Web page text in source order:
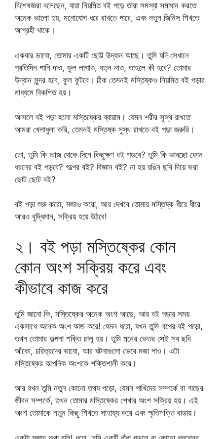
বিশেষজ্ঞরা বলেছেন, যারা নিয়মিত বই পড়ে তারা সমস্যা সমাধান করতে
অনেক ভালো হয়, মনোযোগ ধরে রাখতে পারে, এবং নতুন জিনিস শিখতে
আগ্রহী থাকে।
একবার ভাবো, তোমার একটি ছোট্ট উদ্যান আছে। তুমি যদি সেখানে
প্রতিদিন পানি দাও, ফুল লাগাও, যত্ন নাও, তাহলে কী হবে? তোমার
উদ্যান সুন্দর হবে, ফুল ফুটবে। ঠিক তেমনই মস্তিষ্কও নিয়মিত বই পড়ার
মাধ্যমে বিকশিত হয়।
আসলে বই পড়া হলো মস্তিষ্কের ব্যায়াম। যেমন শরীর সুস্থ রাখতে
আমরা খেলাধুলা করি, তেমনই মস্তিষ্ক সুস্থ রাখতে বই পড়া জরুরি।
তো, তুমি কি আজ থেকে দিনে কিছুক্ষণ বই পড়বে? তুমি কি ভাবছো কোন
ধরনের বই পড়বে? গল্পের বই? বিজ্ঞান বই? না হয় রঙিন ছবি দিয়ে ভরা
ছোট ছোট বই?
বই পড়া শুরু করো, মজাও করো, আর দেখবে তোমার মস্তিষ্ক ধীরে ধীরে
আরও বুদ্ধিমান, সক্রিয় হয়ে উঠবে!
২। বই পড়া মস্তিষ্কের কোন
কোন অংশ সক্রিয় করে এবং
কীভাবে কাজ করে
তুমি জানো কি, মস্তিষ্কের অনেক অংশ আছে, আর বই পড়ার সময়
একসাথে অনেক অংশ কাজ করে! যেমন ধরো, যখন তুমি গল্পের বই পড়ো,
তখন তোমার কল্পনা শক্তি চালু হয়। তুমি মনের ভেতর সেই সব ছবি
আঁকো, চরিত্রদের ভাবো, আর ঘটনাগুলো ভেবে মজা পাও। এটা
মস্তিষ্কের কাল্পনিক অংশকে শক্তিশালী করে।
আর যখন তুমি নতুন কোনো তথ্য পড়ো, যেমন পাখিদের সম্পর্কে বা গাছের
জীবন সম্পর্কে, তখন তোমার মস্তিষ্কের শেখার অংশ সক্রিয় হয়। এই
অংশ তোমাকে নতুন কিছু শিখতে সাহায্য করে এবং স্মৃতিশক্তি বাড়ায়।